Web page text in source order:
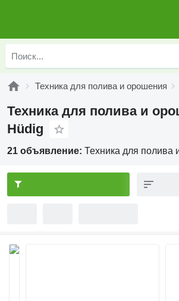
Техника для полива и орошения
Техника для полива и
Hüdig
21 объявление: Техника для полива